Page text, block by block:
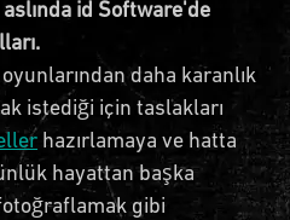
aslında id Software'de
daha karanlık
istediği için taslakları
hazırlamaya ve hatta
hayattan başka
gibi